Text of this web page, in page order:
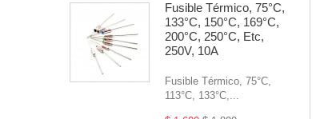
Fusible Térmico, 75°C,
133°C, 150°C, 169°C,
200°C, 250°C, Etc,
250V, 10A
Fusible Térmico, 75°C,
113°C, 133°C,...